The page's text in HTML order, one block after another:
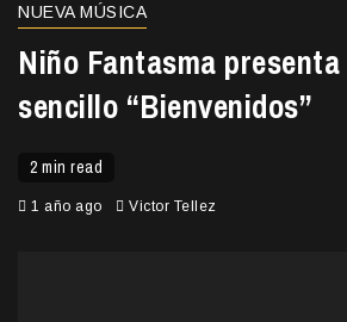
NUEVA MÚSICA
Niño Fantasma
sencillo “Bienvenidos”
2 min read
1 año ago Victor Tellez